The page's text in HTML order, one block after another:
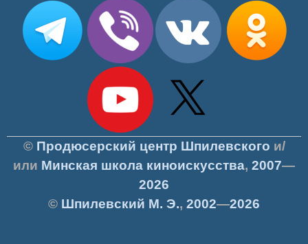
© Продюсерский центр Шпилевского и/
или Минская школа киноискусства, 2007—
2026
© Шпилевский М. Э., 2002—2026